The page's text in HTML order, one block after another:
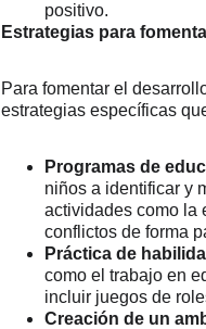
positivo.
Estrategias para
Para fomentar el
estrategias específicas
Programas de
niños a identificar y
actividades como la
conflictos de forma
Práctica de
como el trabajo en
incluir juegos de
Creación de un